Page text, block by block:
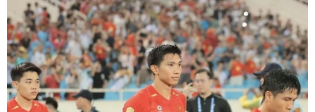
07/08/2026 12:04
Khởi động RE:ACT: Thử thách thanh
niên đổi mới sáng tạo vì cộng đồng
bền vững